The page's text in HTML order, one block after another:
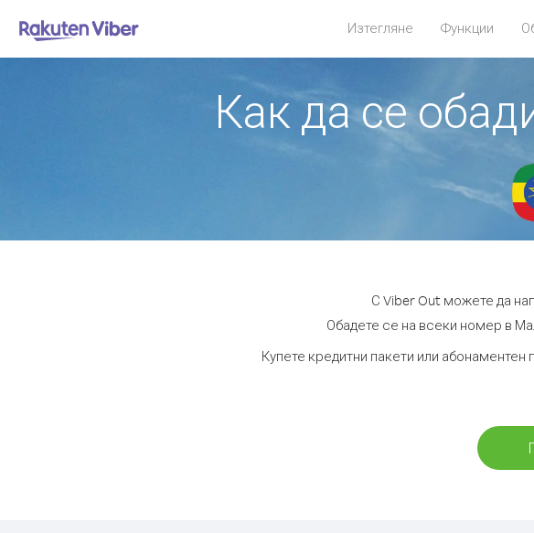
Изтегляне Функции
Как да се
С Viber Out можете да
Обадете се на всеки номер в
Купете кредитни пакети или